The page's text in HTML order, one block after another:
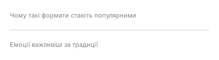
Чому такі формати стають популярними
Емоції важливіші за традиції